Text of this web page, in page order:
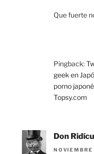
Que fuerte
Pingback:
geek en
porno
Topsy.com
Don